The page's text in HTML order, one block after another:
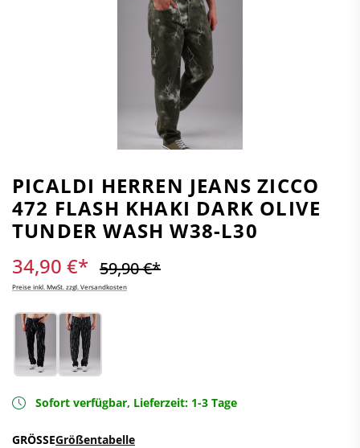
PICALDI HERREN JEANS ZICCO
472 FLASH KHAKI DARK OLIVE
TUNDER WASH W38-L30
34,90 €* 59,90 €*
Preise inkl. MwSt. zzgl. Versandkosten
Sofort verfügbar, Lieferzeit: 1-3 Tage
GRÖSSEGrößentabelle